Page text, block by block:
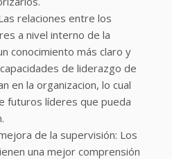
relaciones entre los
a nivel interno de la
conocimiento más claro y
de liderazgo de
en la organizacion, lo cual
futuros líderes que pueda
de la supervisión: Los
una mejor comprensión